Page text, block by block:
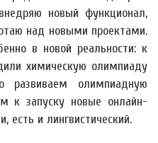
новый функционал,
над новыми проектами.
в новой реальности: к
химическую олимпиаду
развиваем олимпиадную
к запуску новые онлайн-
есть и лингвистический.